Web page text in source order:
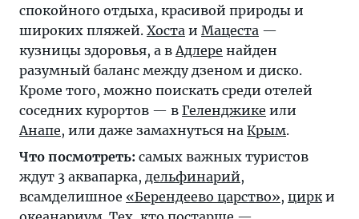
спокойного отдыха, красивой природы и
широких пляжей. Хоста и Мацеста —
кузницы здоровья, а вАдлере найден
разумный баланс между дзеном и диско.
Кроме того, можно поискать среди отелей
соседних курортов — в Геленджике или
Анапе, или даже замахнуться на Крым.
Что посмотреть: самых важных туристов
ждут 3 аквапарка, дельфинарий,
всамделишное «Берендеево царство», цирки